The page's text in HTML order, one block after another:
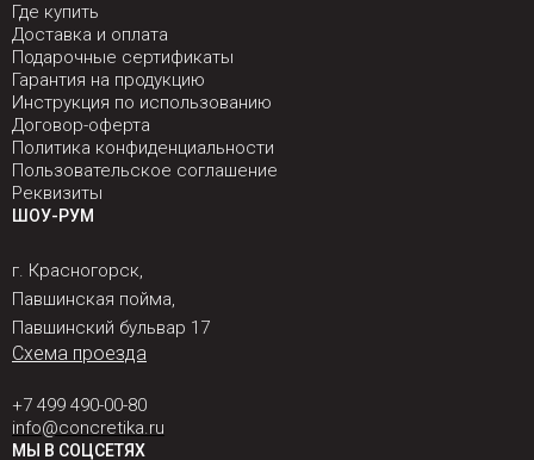
Где купить
Доставка и оплата
Подарочные сертификаты
Гарантия на продукцию
Инструкция по использованию
Договор-оферта
Политика конфиденциальности
Пользовательское соглашение
Реквизиты
ШОУ-РУМ
г. Красногорск,
Павшинская пойма,
Павшинский бульвар 17
Схема проезда
+7 499 490-00-80
info@concretika.ru
МЫ В СОЦСЕТЯХ